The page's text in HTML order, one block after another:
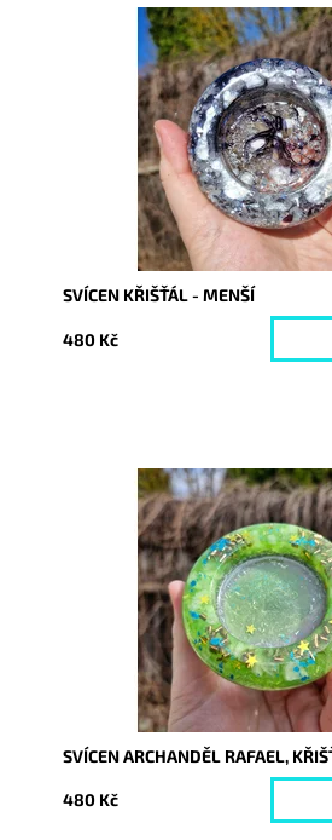
Dostupnost:
Vyprodáno
10182
SVÍCEN KŘIŠŤÁL - MENŠÍ
480 Kč
Dostupnost:
Vyprodáno
10183
SVÍCEN ARCHANDĚL RAFAEL,
480 Kč